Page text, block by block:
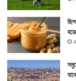
প্রতিষ্ঠাজীবনে
হালকা সবুজ রঙের
বাড়ি ঘরের রং সাদার